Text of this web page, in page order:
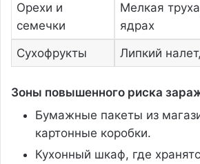
Орехи и
семечки
Мелкая
ядрах
Сухофрукты
Липкий
Зоны повышенного риска
Бумажные пакеты из
картонные коробки.
Кухонный шкаф, где